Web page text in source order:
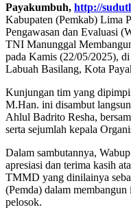
Payakumbuh, http://
Kabupaten (Pemkab) Lima
Pengawasan dan Evaluasi
TNI Manunggal
pada Kamis (22/05/2025),
Labuah Basilang, Kota
Kunjungan tim yang
M.Han. ini disambut
Ahlul Badrito Resha,
serta sejumlah kepala
Dalam sambutannya,
apresiasi dan terima kasih
TMMD yang dinilainya
(Pemda) dalam
pelosok.